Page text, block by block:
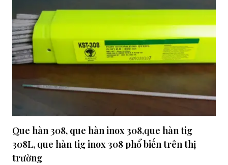
Que hàn 308, que hàn inox 308,que hàn tig
308L, que hàn tig inox 308 phổ biến trên thị
trường